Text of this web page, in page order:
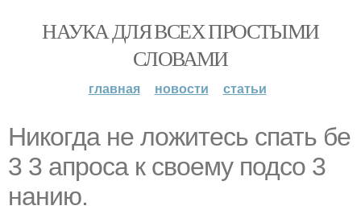
НАУКА ДЛЯ ВСЕХ ПРОСТЫМИ
СЛОВАМИ
главная новости статьи
Никогда не ложитесь спать бе
3 3 апроса к своему подсо 3
нанию.